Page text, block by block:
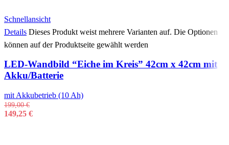
Schnellansicht
Details Dieses Produkt weist mehrere Varianten auf. Die Optionen
können auf der Produktseite gewählt werden
LED-Wandbild “Eiche im Kreis” 42cm x 42cm mit
Akku/Batterie
mit Akkubetrieb (10 Ah)
199,00€
149,25 €